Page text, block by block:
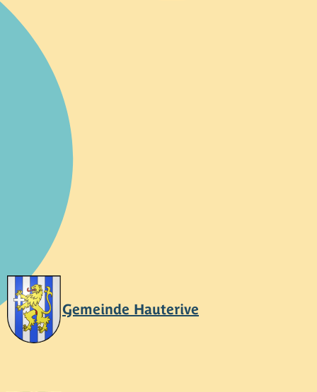
Gemeinde Hauterive